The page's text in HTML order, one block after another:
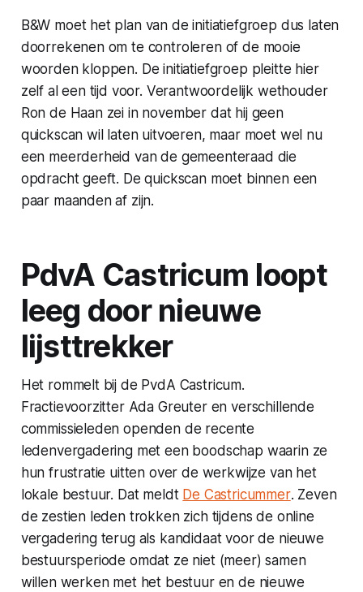
B&W moet het plan van de initiatiefgroep dus laten
doorrekenen om te controleren of de mooie
woorden kloppen. De initiatiefgroep pleitte hier
zelf al een tijd voor. Verantwoordelijk wethouder
Ron de Haan zei in november dat hij geen
quickscan wil laten uitvoeren, maar moet wel nu
een meerderheid van de gemeenteraad die
opdracht geeft. De quickscan moet binnen een
paar maanden af zijn.
PdvA Castricum loopt
leeg door nieuwe
lijsttrekker
Het rommelt bij de PvdA Castricum.
Fractievoorzitter Ada Greuter en verschillende
commissieleden openden de recente
ledenvergadering met een boodschap waarin ze
hun frustratie uitten over de werkwijze van het
lokale bestuur. Dat meldt De Castricummer. Zeven
de zestien leden trokken zich tijdens de online
vergadering terug als kandidaat voor de nieuwe
bestuursperiode omdat ze niet (meer) samen
willen werken met het bestuur en de nieuwe